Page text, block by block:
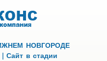
НОВГОРОДЕ
в стадии